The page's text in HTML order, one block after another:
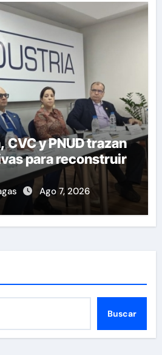
y PNUD trazan
para reconstruir
Ago 7, 2026
Buscar